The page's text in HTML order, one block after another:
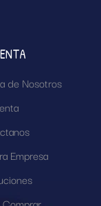
de Nosotros
Empresa